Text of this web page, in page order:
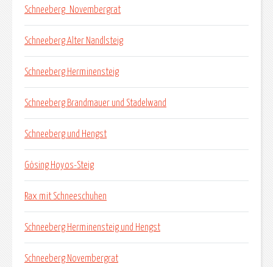
Schneeberg_Novembergrat
Schneeberg Alter Nandlsteig
Schneeberg Herminensteig
Schneeberg Brandmauer und Stadelwand
Schneeberg und Hengst
Gösing Hoyos-Steig
Rax mit Schneeschuhen
Schneeberg Herminensteig und Hengst
Schneeberg Novembergrat